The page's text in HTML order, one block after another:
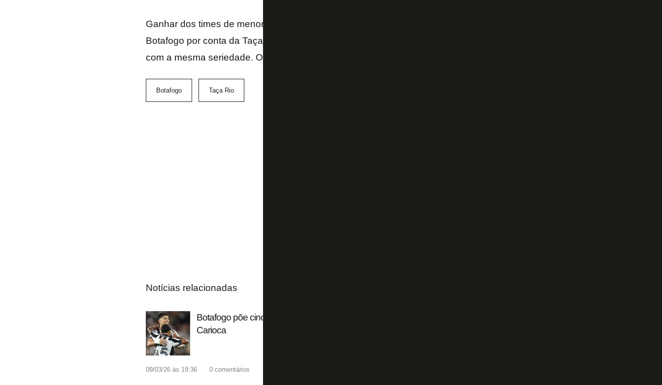
Ganhar dos times de menor investimento nesta Taça Rio é uma obrigação para o
Botafogo por conta da Taça Guanabara ruim. Que os jogadores encarem esses jogos
com a mesma seriedade. O torcedor agradece…
Botafogo Taça Rio
Notícias relacionadas
Botafogo põe cinco representantes na seleção oficial das finais do Campeonato
Carioca
09/03/26 às 19:36 0 comentários